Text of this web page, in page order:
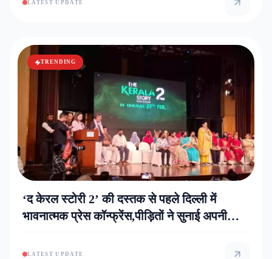
LATEST UPDATE
TRENDING
‘द केरल स्टोरी 2’ की दस्तक से पहले दिल्ली में
भावनात्मक प्रेस कॉन्फ्रेंस,पीड़ितों ने सुनाई अपनी
LATEST UPDATE